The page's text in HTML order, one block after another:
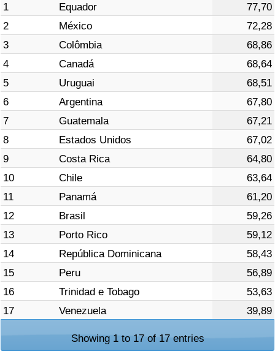
1 Equador
77,70
2
México
72,28
3
Colômbia
68,86
4
Canadá
68,64
5
Uruguai
68,51
6
Argentina
67,80
7
Guatemala
67,21
8
Estados Unidos
67,02
9
Costa Rica
64,80
10
Chile
63,64
11
Panamá
61,20
12
Brasil
59,26
13
Porto Rico
59,12
14
República Dominicana
58,43
15
Peru
56,89
16
Trinidad e Tobago
53,63
17
Venezuela 39,89
Showing 1 to 17 of 17 entries
Índice de poluição
Indicador de Poluição por País
Indicador de Trânsito
Indicador de Trânsito (Atual)
Indicador de Trânsito por País